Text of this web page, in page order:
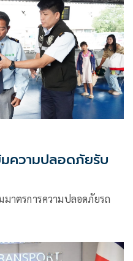
ความปลอดภัยรับ
มาตรการความปลอดภัยรถ